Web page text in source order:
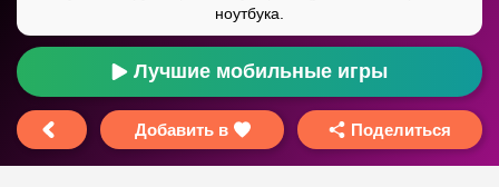
Лучшие мобильные игры
Добавить в Поделиться